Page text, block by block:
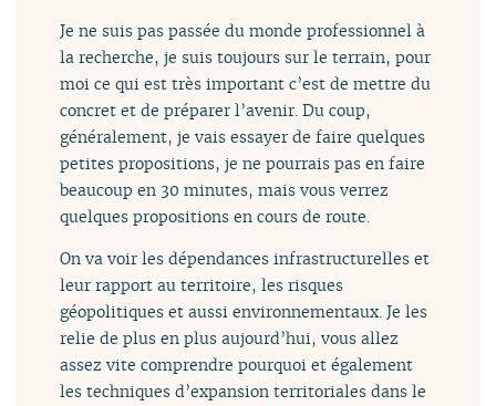
Je ne suis pas passée du monde professionnel à
la recherche, je suis toujours sur le terrain, pour
moi ce qui est très important c’est de mettre du
concret et de préparer l’avenir. Du coup,
généralement, je vais essayer de faire quelques
petites propositions, je ne pourrais pas en faire
beaucoup en 30 minutes, mais vous verrez
quelques propositions en cours de route.
On va voir les dépendances infrastructurelles et
leur rapport au territoire, les risques
géopolitiques et aussi environnementaux. Je les
relie de plus en plus aujourd’hui, vous allez
assez vite comprendre pourquoi et également
les techniques d’expansion territoriales dans le